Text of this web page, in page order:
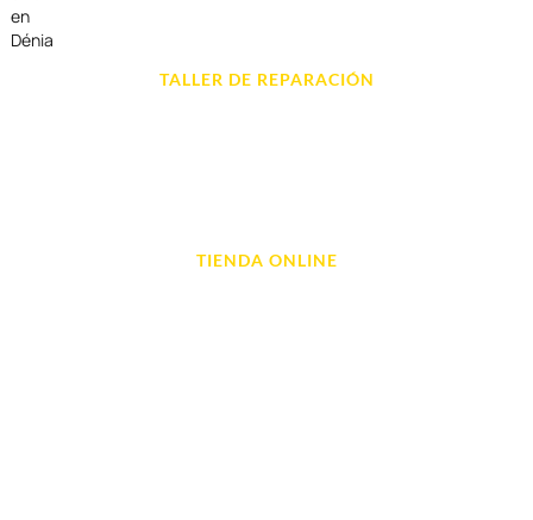
en
Dénia
TALLER DE REPARACIÓN
TIENDA ONLINE